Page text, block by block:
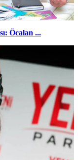
Öcalan ...